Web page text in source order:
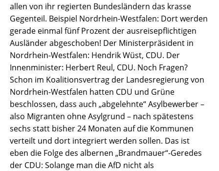
allen von ihr regierten Bundesländern das krasse
Gegenteil. Beispiel Nordrhein-Westfalen: Dort werden
gerade einmal fünf Prozent der ausreisepflichtigen
Ausländer abgeschoben! Der Ministerpräsident in
Nordrhein-Westfalen: Hendrik Wüst, CDU. Der
Innenminister: Herbert Reul, CDU. Noch Fragen?
Schon im Koalitionsvertrag der Landesregierung von
Nordrhein-Westfalen hatten CDU und Grüne
beschlossen, dass auch „abgelehnte“ Asylbewerber –
also Migranten ohne Asylgrund – nach spätestens
sechs statt bisher 24 Monaten auf die Kommunen
verteilt und dort integriert werden sollen. Das ist
eben die Folge des albernen „Brandmauer“-Geredes
der CDU: Solange man die AfD nicht als